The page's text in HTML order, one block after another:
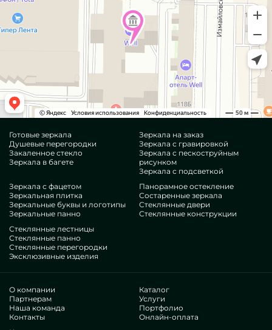
Готовые зеркала
Душевые перегородки
Закаленное стекло
Зеркала в багете
Зеркала на заказ
Зеркала с гравировкой
Зеркала с пескоструйным
рисунком
Зеркала с подсветкой
Зеркала с фацетом
Зеркальная плитка
Зеркальные буквы и логотипы
Зеркальные панно
Панорамное остекление
Состаренные зеркала
Стеклянные двери
Стеклянные конструкции
Стеклянные лестницы
Стеклянные панно
Стеклянные перегородки
Эксклюзивные изделия
О компании
Партнерам
Наша команда
Контакты
Каталог
Услуги
Портфолио
Онлайн-оплата